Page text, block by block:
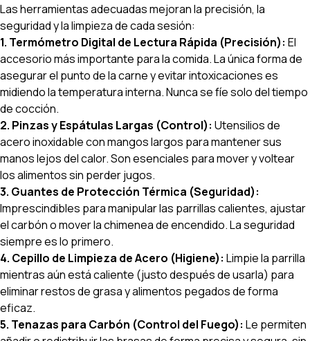
Las herramientas adecuadas mejoran la precisión, la
seguridad y la limpieza de cada sesión:
1. Termómetro Digital de Lectura Rápida (Precisión): El
accesorio más importante para la comida. La única forma de
asegurar el punto de la carne y evitar intoxicaciones es
midiendo la temperatura interna. Nunca se fíe solo del tiempo
de cocción.
2. Pinzas y Espátulas Largas (Control): Utensilios de
acero inoxidable con mangos largos para mantener sus
manos lejos del calor. Son esenciales para mover y voltear
los alimentos sin perder jugos.
3. Guantes de Protección Térmica (Seguridad):
Imprescindibles para manipular las parrillas calientes, ajustar
el carbón o mover la chimenea de encendido. La seguridad
siempre es lo primero.
4. Cepillo de Limpieza de Acero (Higiene): Limpie la parrilla
mientras aún está caliente (justo después de usarla) para
eliminar restos de grasa y alimentos pegados de forma
eficaz.
5. Tenazas para Carbón (Control del Fuego): Le permiten